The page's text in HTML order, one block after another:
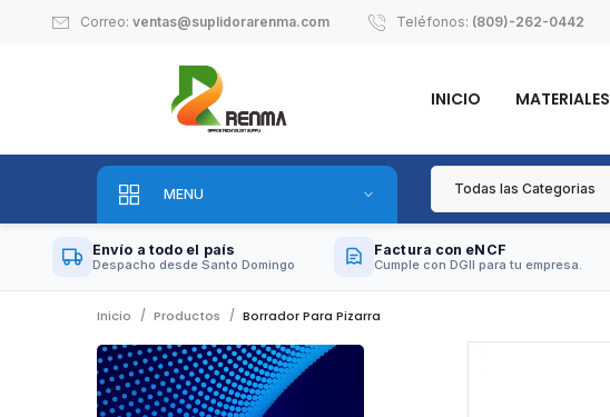
Correo: ventas@suplidorarenma.com Teléfonos: (809)-262-0442
INICIO MATERIALES
MENU
Envío a todo el país
Despacho desde Santo Domingo
Factura con eNCF
Cumple con DGII para tu empresa.
Inicio Productos Borrador Para Pizarra